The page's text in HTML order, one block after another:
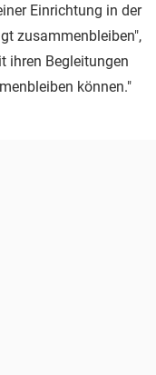
Einrichtung in der
zusammenbleiben",
ihren Begleitungen
können."